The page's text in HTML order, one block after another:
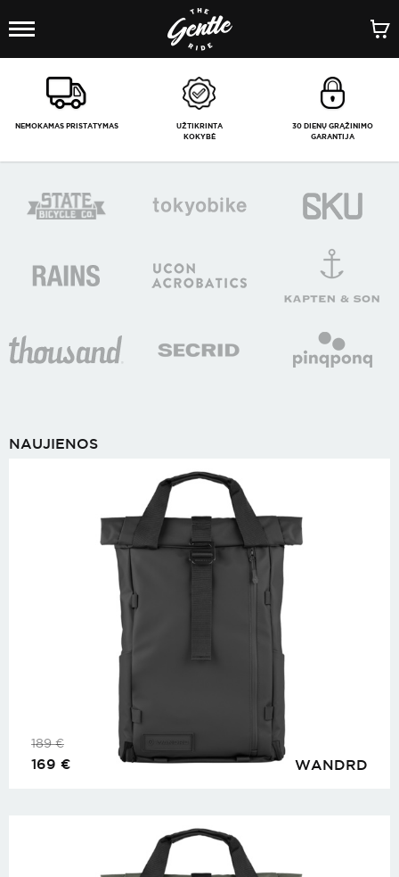
1/-
NEMOKAMAS PRISTATYMAS
UŽTIKRINTA
KOKYBĖ
30 DIENŲ GRĄŽINIMO
GARANTIJA
NAUJIENOS
WANDRD
189€
169 €